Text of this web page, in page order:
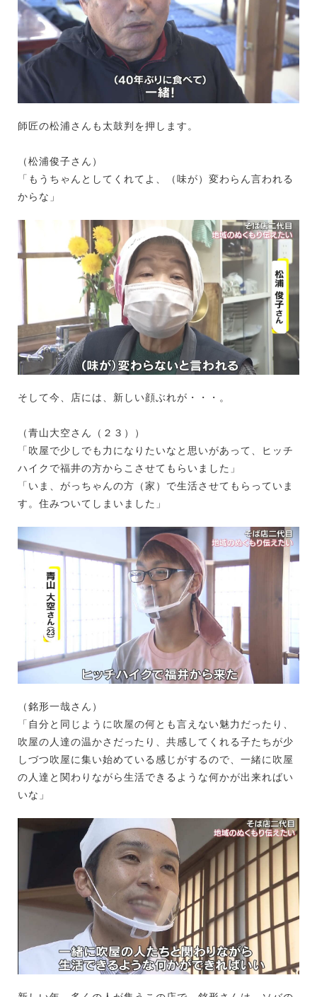
師匠の松浦さんも太鼓判を押します。
（松浦俊子さん）
「もうちゃんとしてくれてよ、（味が）変わらん言われる
からな」
そして今、店には、新しい顔ぶれが・・・。
（青山大空さん（２３））
「吹屋で少しでも力になりたいなと思いがあって、ヒッチ
ハイクで福井の方からこさせてもらいました」
「いま、がっちゃんの方（家）で生活させてもらっていま
す。住みついてしまいました」
（銘形一哉さん）
「自分と同じように吹屋の何とも言えない魅力だったり、
吹屋の人達の温かさだったり、共感してくれる子たちが少
しづつ吹屋に集い始めている感じがするので、一緒に吹屋
の人達と関わりながら生活できるような何かが出来ればい
いな」